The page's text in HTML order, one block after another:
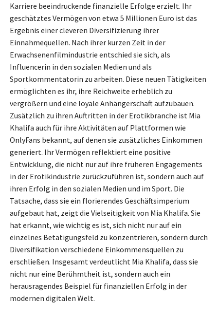
Karriere beeindruckende finanzielle Erfolge erzielt. Ihr
geschätztes Vermögen von etwa 5 Millionen Euro ist das
Ergebnis einer cleveren Diversifizierung ihrer
Einnahmequellen. Nach ihrer kurzen Zeit in der
Erwachsenenfilmindustrie entschied sie sich, als
Influencerin in den sozialen Medien und als
Sportkommentatorin zu arbeiten. Diese neuen Tätigkeiten
ermöglichten es ihr, ihre Reichweite erheblich zu
vergrößern und eine loyale Anhängerschaft aufzubauen.
Zusätzlich zu ihren Auftritten in der Erotikbranche ist Mia
Khalifa auch für ihre Aktivitäten auf Plattformen wie
OnlyFans bekannt, auf denen sie zusätzliches Einkommen
generiert. Ihr Vermögen reflektiert eine positive
Entwicklung, die nicht nur auf ihre früheren Engagements
in der Erotikindustrie zurückzuführen ist, sondern auch auf
ihren Erfolg in den sozialen Medien und im Sport. Die
Tatsache, dass sie ein florierendes Geschäftsimperium
aufgebaut hat, zeigt die Vielseitigkeit von Mia Khalifa. Sie
hat erkannt, wie wichtig es ist, sich nicht nur auf ein
einzelnes Betätigungsfeld zu konzentrieren, sondern durch
Diversifikation verschiedene Einkommensquellen zu
erschließen. Insgesamt verdeutlicht Mia Khalifa, dass sie
nicht nur eine Berühmtheit ist, sondern auch ein
herausragendes Beispiel für finanziellen Erfolg in der
modernen digitalen Welt.